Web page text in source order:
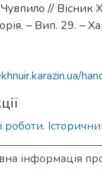
// Вісник
– Вип. 29. –
роботи.
інформація